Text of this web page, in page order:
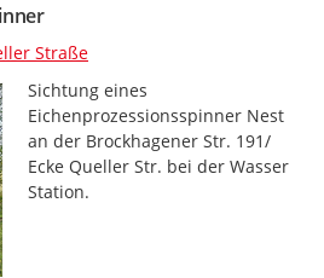
Straße
Sichtung eines
Eichenprozessionsspinner Nest
an der Brockhagener Str. 191/
Ecke Queller Str. bei der Wasser
Station.